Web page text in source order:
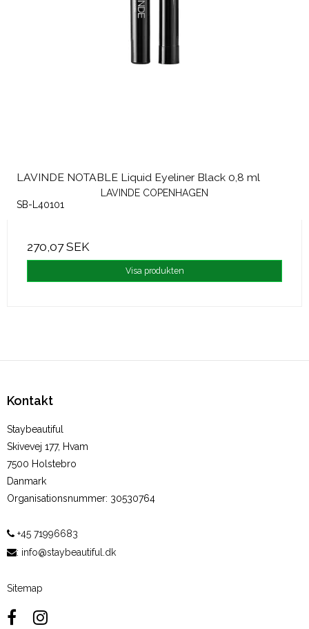
LAVINDE NOTABLE Liquid Eyeliner Black 0,8 ml
LAVINDE COPENHAGEN
SB-L40101
270,07 SEK
Visa produkten
Kontakt
Staybeautiful
Skivevej 177, Hvam
7500 Holstebro
Danmark
Organisationsnummer: 30530764
+45 71996683
: info@staybeautiful.dk
Sitemap